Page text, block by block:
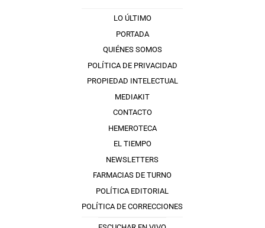
LO ÚLTIMO
PORTADA
QUIÉNES SOMOS
POLÍTICA DE PRIVACIDAD
PROPIEDAD INTELECTUAL
MEDIAKIT
CONTACTO
HEMEROTECA
EL TIEMPO
NEWSLETTERS
FARMACIAS DE TURNO
POLÍTICA EDITORIAL
POLÍTICA DE CORRECCIONES